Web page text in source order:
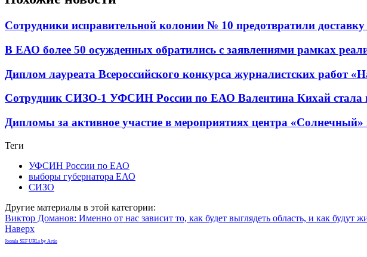
Сотрудники исправительной колонии № 10 предотвратили доставку
В ЕАО более 50 осужденных обратились с заявлениями рамках
Диплом лауреата Всероссийского конкурса журналистских работ
Сотрудник СИЗО-1 УФСИН России по ЕАО Валентина Кихай стала
Дипломы за активное участие в мероприятиях центра
Теги
УФСИН России по ЕАО
выборы губернатора ЕАО
СИЗО
Другие материалы в этой категории:
Виктор Доманов: Именно от нас зависит то, как будет выглядеть область, и как будут
Наверх
Joomla SEF URLs by Artio